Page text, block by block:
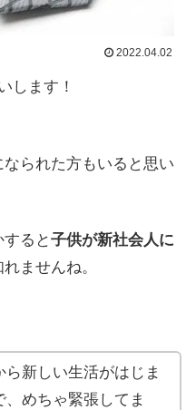
2022.04.02
します！
られた方もいると思い
ると子供が新社会人に
ませんね。
新しい生活がはじま
、めちゃ緊張してま